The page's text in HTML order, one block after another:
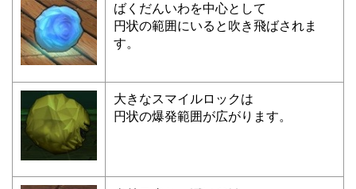
ばくだんいわを中心として
円状の範囲にいると吹き飛ばされま
す。
大きなスマイルロックは
円状の爆発範囲が広がります。